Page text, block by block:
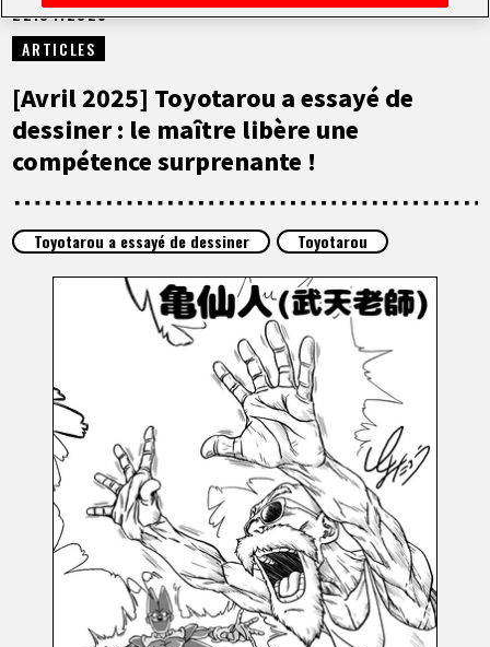
NEWS
À NE PAS MANQUER
VIDÉOS
ARTICLES
À PROPOS
LANGUAGE
JP
DE ES
22.04.2025
ARTICLES
[Avril 2025] Toyotarou a essayé de
dessiner : le maître libère une
compétence surprenante !
Toyotarou a essayé de dessiner Toyotarou